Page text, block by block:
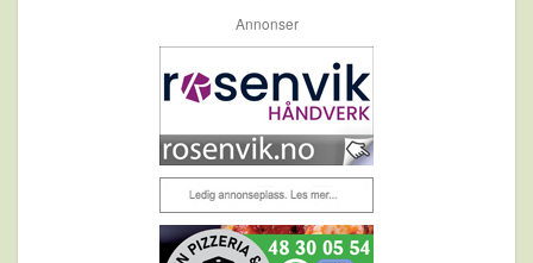
Annonser